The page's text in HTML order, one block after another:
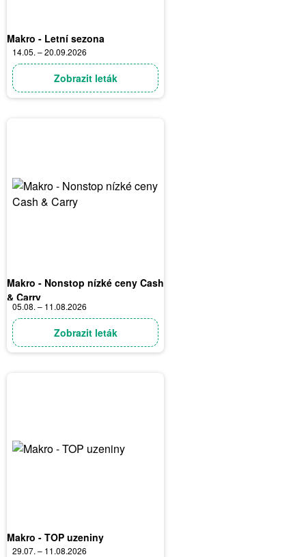
Makro - Letní sezona
14.05. – 20.09.2026
Zobrazit leták
Makro - Nonstop nízké ceny Cash
& Carry
05.08. – 11.08.2026
Zobrazit leták
Makro - TOP uzeniny
29.07. – 11.08.2026